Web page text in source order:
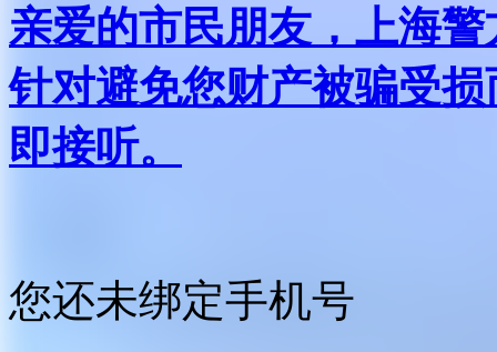
亲爱的市民朋友，上海
针对避免您财产被骗受
即接听。
您还未绑定手机号